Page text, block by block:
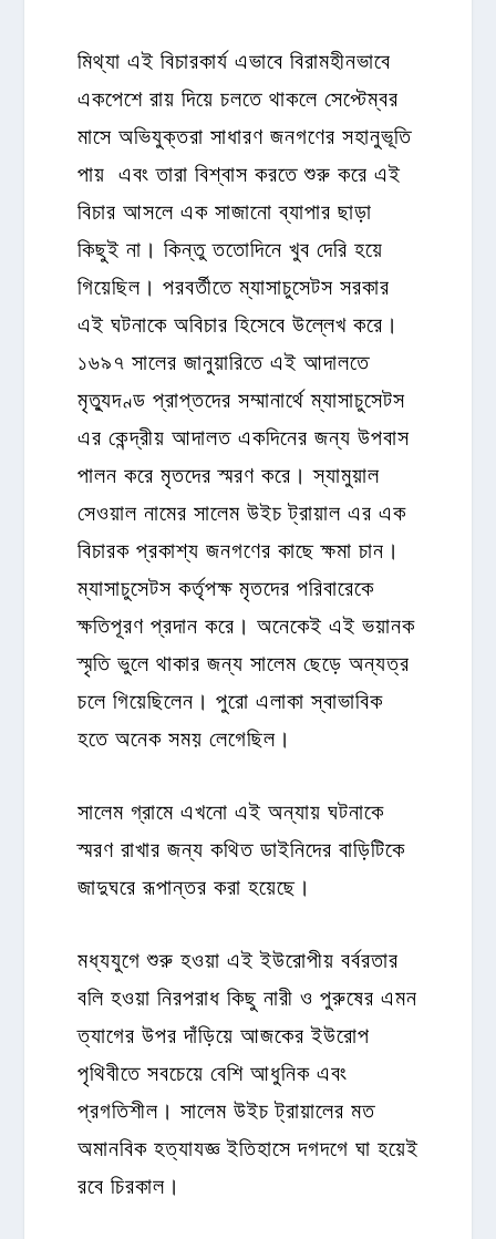
মিথ্যা এই বিচারকার্য এভাবে বিরামহীনভাবে
একপেশে রায় দিয়ে চলতে থাকলে সেপ্টেম্বর
মাসে অভিযুক্তরা সাধারণ জনগণের সহানুভূতি
পায় এবং তারা বিশ্বাস কর‍তে শুরু করে এই
বিচার আসলে এক সাজানো ব্যাপার ছাড়া
কিছুই না। কিন্তু ততোদিনে খুব দেরি হয়ে
গিয়েছিল। পরবর্তীতে ম্যাসাচুসেটস সরকার
এই ঘটনাকে অবিচার হিসেবে উল্লেখ করে।
১৬৯৭ সালের জানুয়ারিতে এই আদালতে
মৃত্যুদণ্ড প্রাপ্তদের সম্মানার্থে ম্যাসাচুসেটস
এর কেন্দ্রীয় আদালত একদিনের জন্য উপবাস
পালন করে মৃতদের স্মরণ করে। স্যামুয়াল
সেওয়াল নামের সালেম উইচ ট্রায়াল এর এক
বিচারক প্রকাশ্য জনগণের কাছে ক্ষমা চান।
ম্যাসাচুসেটস কর্তৃপক্ষ মৃতদের পরিবারেকে
ক্ষতিপূরণ প্রদান করে। অনেকেই এই ভয়ানক
স্মৃতি ভুলে থাকার জন্য সালেম ছেড়ে অন্যত্র
চলে গিয়েছিলেন। পুরো এলাকা স্বাভাবিক
হতে অনেক সময় লেগেছিল।
সালেম গ্রামে এখনো এই অন্যায় ঘটনাকে
স্মরণ রাখার জন্য কথিত ডাইনিদের বাড়িটিকে
জাদুঘরে রূপান্তর করা হয়েছে।
মধ্যযুগে শুরু হওয়া এই ইউরোপীয় বর্বরতার
বলি হওয়া নিরপরাধ কিছু নারী ও পুরুষের এমন
ত্যাগের উপর দাঁড়িয়ে আজকের ইউরোপ
পৃথিবীতে সবচেয়ে বেশি আধুনিক এবং
প্রগতিশীল। সালেম উইচ ট্রায়ালের মত
অমানবিক হত্যাযজ্ঞ ইতিহাসে দগদগে ঘা হয়েই
রবে চিরকাল।